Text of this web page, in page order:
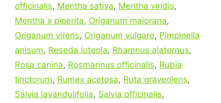
officinalis, Mentha sativa, Mentha viridis,
Mentha x piperita, Origanum majorana,
Origanum virens, Origanum vulgare, Pimpinella
anisum, Reseda luteola, Rhamnus alaternus,
Rosa canina, Rosmarinus officinalis, Rubia
tinctorum, Rumex acetosa, Ruta graveolens,
Salvia lavandulifolia, Salvia officinalis,